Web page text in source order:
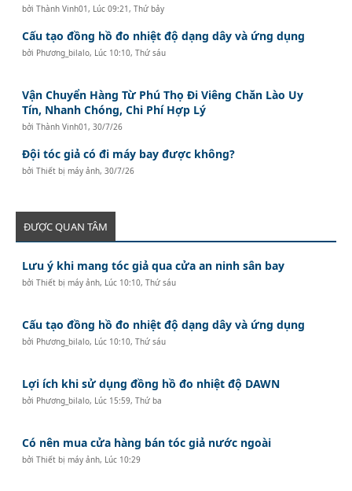
bởiThành Vinh01 , Lúc 09:21, Thứ bảy
Cấu tạo đồng hồ đo nhiệt độ dạng dây và ứng dụng
bởi Phương_bilalo, Lúc 10:10, Thứ sáu
Vận Chuyển Hàng Từ Phú Thọ Đi Viêng Chăn Lào Uy
Tín, Nhanh Chóng, Chi Phí Hợp Lý
bởiThành Vinh01 ,30/7/26
Đội tóc giả có đi máy bay được không?
bởiThiết bị máy ảnh,30/7/26
ĐƯỢC QUAN TÂM
Lưu ý khi mang tóc giả qua cửa an ninh sân bay
bởiThiết bị máy ảnh, Lúc 10:10, Thứ sáu
Cấu tạo đồng hồ đo nhiệt độ dạng dây và ứng dụng
bởi Phương_bilalo, Lúc 10:10, Thứ sáu
Lợi ích khi sử dụng đồng hồ đo nhiệt độ DAWN
bởi Phương_bilalo, Lúc 15:59, Thứ ba
Có nên mua cửa hàng bán tóc giả nước ngoài
bởiThiết bị máy ảnh, Lúc 10:29